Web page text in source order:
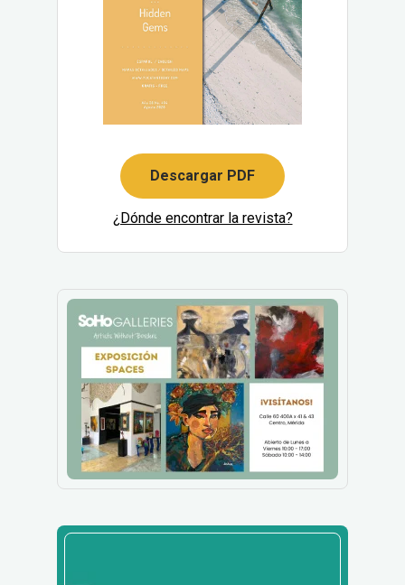
Descargar PDF
¿Dónde encontrar la revista?